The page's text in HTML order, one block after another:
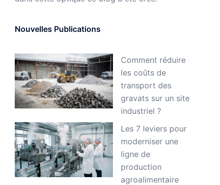
Nouvelles Publications
Comment réduire
les coûts de
transport des
gravats sur un site
industriel ?
Les 7 leviers pour
moderniser une
ligne de
production
agroalimentaire